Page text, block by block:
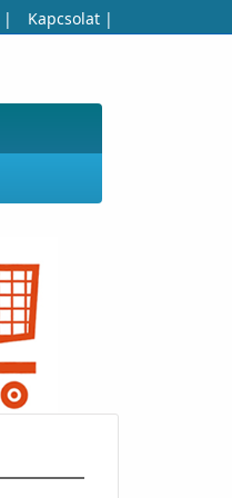
| Kapcsolat |